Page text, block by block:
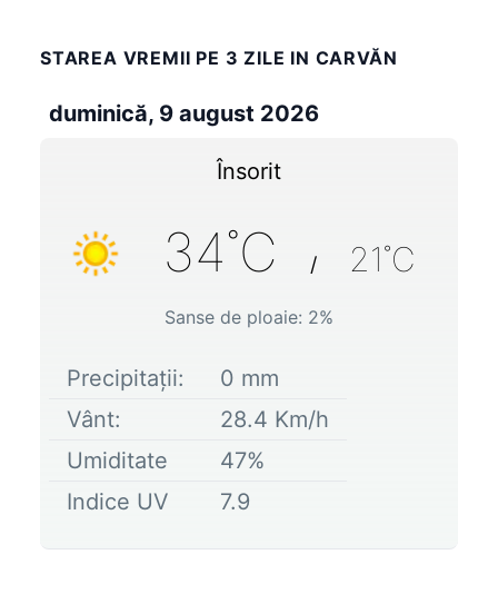
STAREA VREMII PE 3 ZILE IN CARVĂN
duminică, 9 august 2026
Însorit
34˚C / 21˚C
Sanse de ploaie: 2%
Precipitații: 0 mm
Vânt:
28.4 Km/h
Umiditate
47%
Indice UV
7.9